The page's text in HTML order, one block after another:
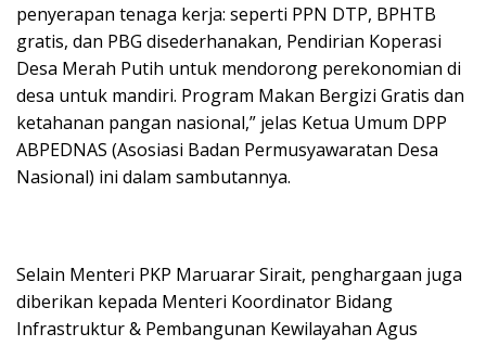
penyerapan tenaga kerja: seperti PPN DTP, BPHTB
gratis, dan PBG disederhanakan, Pendirian Koperasi
Desa Merah Putih untuk mendorong perekonomian di
desa untuk mandiri. Program Makan Bergizi Gratis dan
ketahanan pangan nasional,” jelas Ketua Umum DPP
ABPEDNAS (Asosiasi Badan Permusyawaratan Desa
Nasional) ini dalam sambutannya.
Selain Menteri PKP Maruarar Sirait, penghargaan juga
diberikan kepada Menteri Koordinator Bidang
Infrastruktur & Pembangunan Kewilayahan Agus